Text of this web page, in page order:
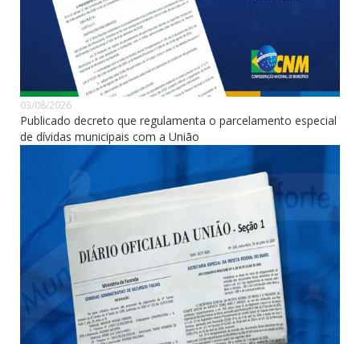
03/08/2026
Publicado decreto que regulamenta o parcelamento especial
de dívidas municipais com a União